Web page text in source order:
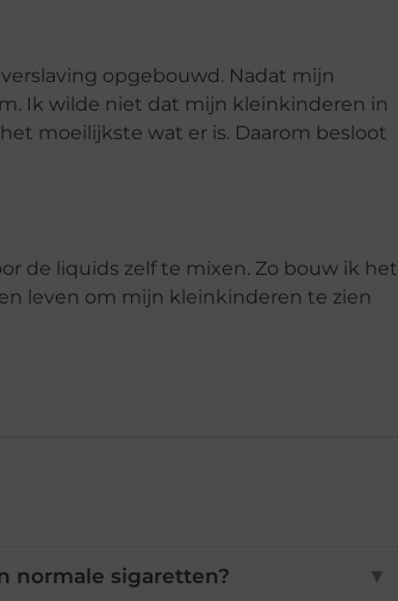
opgebouwd. Nadat mijn
Ik wilde niet dat mijn kleinkinderen in
moeilijkste wat er is. Daarom besloot
de liquids zelf te mixen. Zo bouw ik het
leven om mijn kleinkinderen te zien
normale sigaretten? ▼